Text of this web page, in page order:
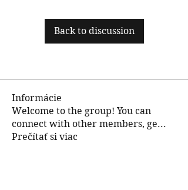
Back to discussion
Informácie
Welcome to the group! You can
connect with other members, ge...
Prečítať si viac